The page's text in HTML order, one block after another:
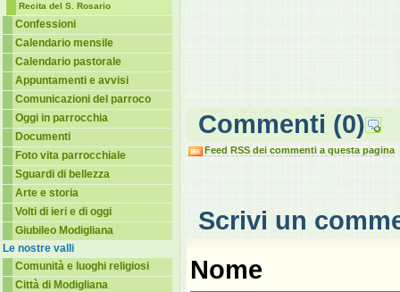
Recita del S. Rosario
Confessioni
Calendario mensile
Calendario pastorale
Appuntamenti e avvisi
Comunicazioni del parroco
Oggi in parrocchia
Documenti
Foto vita parrocchiale
Sguardi di bellezza
Arte e storia
Volti di ieri e di oggi
Giubileo Modigliana
Le nostre valli
Comunità e luoghi religiosi
Città di Modigliana
Commenti (0)
Feed RSS dei commenti a questa pagina
Scrivi un
Nome